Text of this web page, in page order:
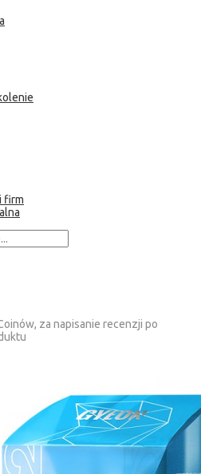
firm
za napisanie recenzji po